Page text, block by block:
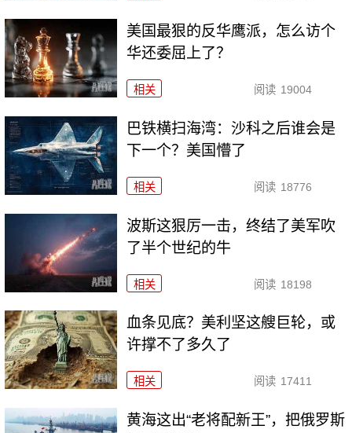
美国最狠的反华鹰派，怎么访个
华还委屈上了？
相关 阅读 19004
巴铁横扫海湾：沙科之后谁会是
下一个？美国懵了
相关 阅读 18776
波斯这狠厉一击，终结了美军吹
了半个世纪的牛
相关 阅读 18198
血条见底？美利坚这艘巨轮，或
许撑不了多久了
相关 阅读 17411
黄海这出“老将配新王”，把俄罗斯